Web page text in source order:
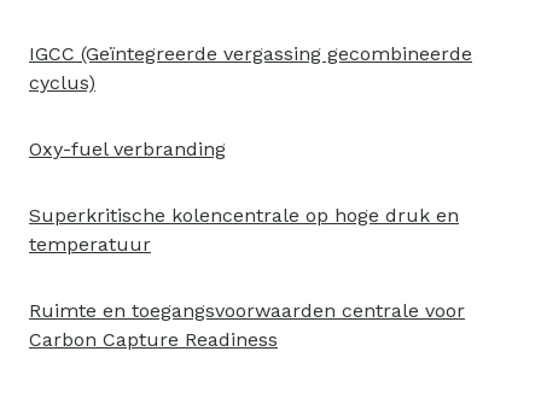
IGCC (Geïntegreerde vergassing gecombineerde
cyclus)
Oxy-fuel verbranding
Superkritische kolencentrale op hoge druk en
temperatuur
Ruimte en toegangsvoorwaarden centrale voor
Carbon Capture Readiness